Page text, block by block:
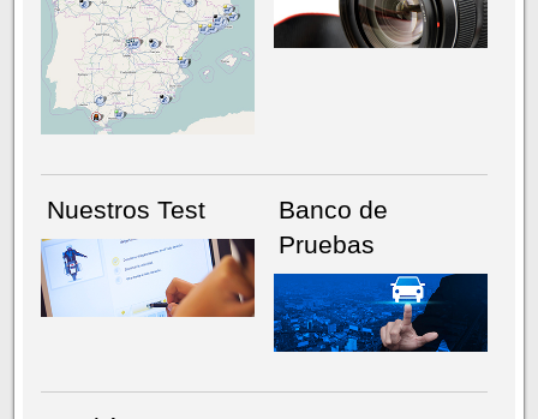
NÚMERO ACTUALHEMEROTECA
Nuestros Test
Banco de
Pruebas